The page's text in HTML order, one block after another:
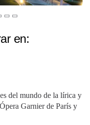
en:
del mundo de la lírica y
Garnier de París y